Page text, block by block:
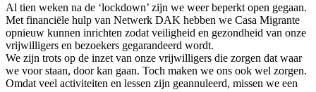
Al tien weken na de ‘lockdown’ zijn we weer beperkt open gegaan.
Met financiële hulp van Netwerk DAK hebben we Casa Migrante
opnieuw kunnen inrichten zodat veiligheid en gezondheid van onze
vrijwilligers en bezoekers gegarandeerd wordt.
We zijn trots op de inzet van onze vrijwilligers die zorgen dat waar
we voor staan, door kan gaan. Toch maken we ons ook wel zorgen.
Omdat veel activiteiten en lessen zijn geannuleerd, missen we een